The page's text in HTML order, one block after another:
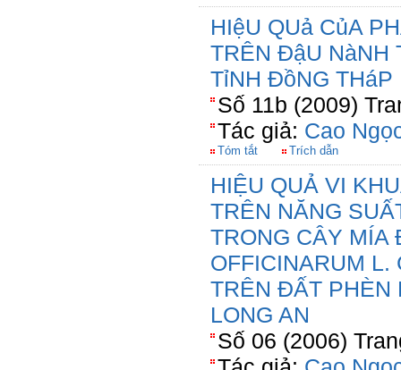
HIệU QUả CủA
TRÊN ĐậU NàNH
TỉNH ĐồNG THáP
Số 11b (2009)
Tác giả: Cao
Tóm tắt Trích dẫn
HIỆU QUẢ VI
TRÊN NĂNG
TRONG CÂY MÍA
OFFICINARUM L.
TRÊN ĐẤT PHÈN
LONG AN
Số 06 (2006)